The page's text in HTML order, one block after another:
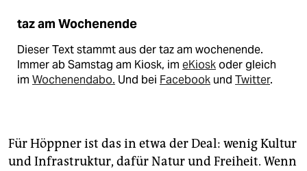
taz am Wochenende
Dieser Text stammt aus der taz am wochenende.
Immer ab Samstag am Kiosk, im eKioskoder gleich
im Wochenendabo. Und bei Facebook und Twitter.
Für Höppner ist das in etwa der Deal: wenig Kultur
und In­fra­struktur, dafür Natur und Freiheit. Wenn